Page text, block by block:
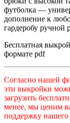
футболка —
дополнение к
гардеробу ручной
Бесплатная
формате pdf
Согласно нашей
эти выкройки
загрузить
менее, мы ценим
поддержку нашего